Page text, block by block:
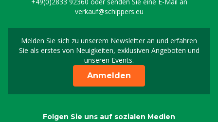
verkauf@schippers.eu
Melden Sie sich zu unserem Newsletter an und erfahren
Sie als erstes von Neuigkeiten, exklusiven Angeboten und
unseren Events.
Melden Sie sich für
Anmelden
Folgen Sie uns auf sozialen Medien